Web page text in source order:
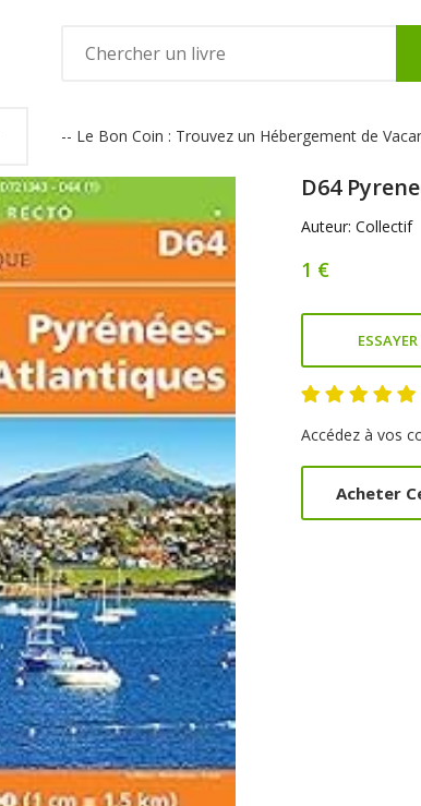
CARTE & GUIDES
Voir
BEAUX LIVRES
-- Le Bon Coin : Trouvez un Hébergement de
D64
Auteur: Collectif
1 €
Product
Summery
Accédez à vos
Acheter